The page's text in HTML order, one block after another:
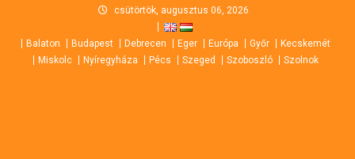
content
csütörtök, augusztus 06, 2026
Balaton Budapest Debrecen Eger Európa Győr
Kecskemét
Miskolc
Nyíregyháza Pécs Szeged Szoboszló Szolnok